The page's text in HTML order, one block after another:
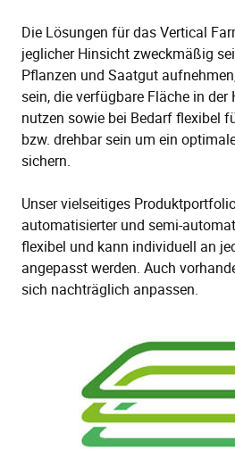
Die Lösungen für das Vertical
jeglicher Hinsicht zweckmäßig
Pflanzen und Saatgut
sein, die verfügbare Fläche in
nutzen sowie bei Bedarf flexibel
bzw. drehbar sein um ein
sichern.
Unser vielseitiges
automatisierter und semi-
flexibel und kann individuell an
angepasst werden. Auch
sich nachträglich anpassen.